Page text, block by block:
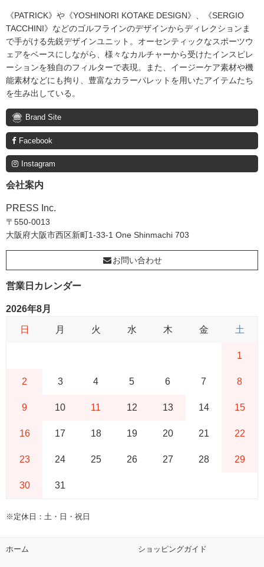
《PATRICK》や《YOSHINORI KOTAKE DESIGN》、《SERGIO
TACCHINI》などのゴルフラインのデザインからディレクションま
で手がける先鋭デザインユニット。オーセンティックなスポーツウ
ェアをベースにしながら、様々なカルチャーから受けたインスピレ
ーションを独自のフィルターで表現。また、イージーケア素材や機
能素材などにも拘り、豊富なカラーパレットを用いたアイテムたち
を生み出している。
Brand Site
Facebook
Instagram
会社案内
PRESS Inc.
〒550-0013
大阪府大阪市西区新町1-33-1 One Shinmachi 703
お問い合わせ
営業日カレンダー
2026年8月
日 月 火 水 木 金 土
1
2 3 4 5 6 7 8
9 10 11 12 13 14 15
16 17 18 19 20 21 22
23 24 25 26 27 28 29
30 31
※定休日：土・日・祝日
ホーム ショッピングガイド